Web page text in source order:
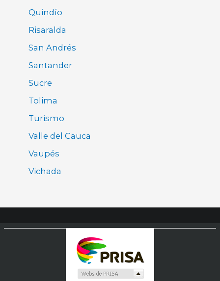
Quindío
Risaralda
San Andrés
Santander
Sucre
Tolima
Turismo
Valle del Cauca
Vaupés
Vichada